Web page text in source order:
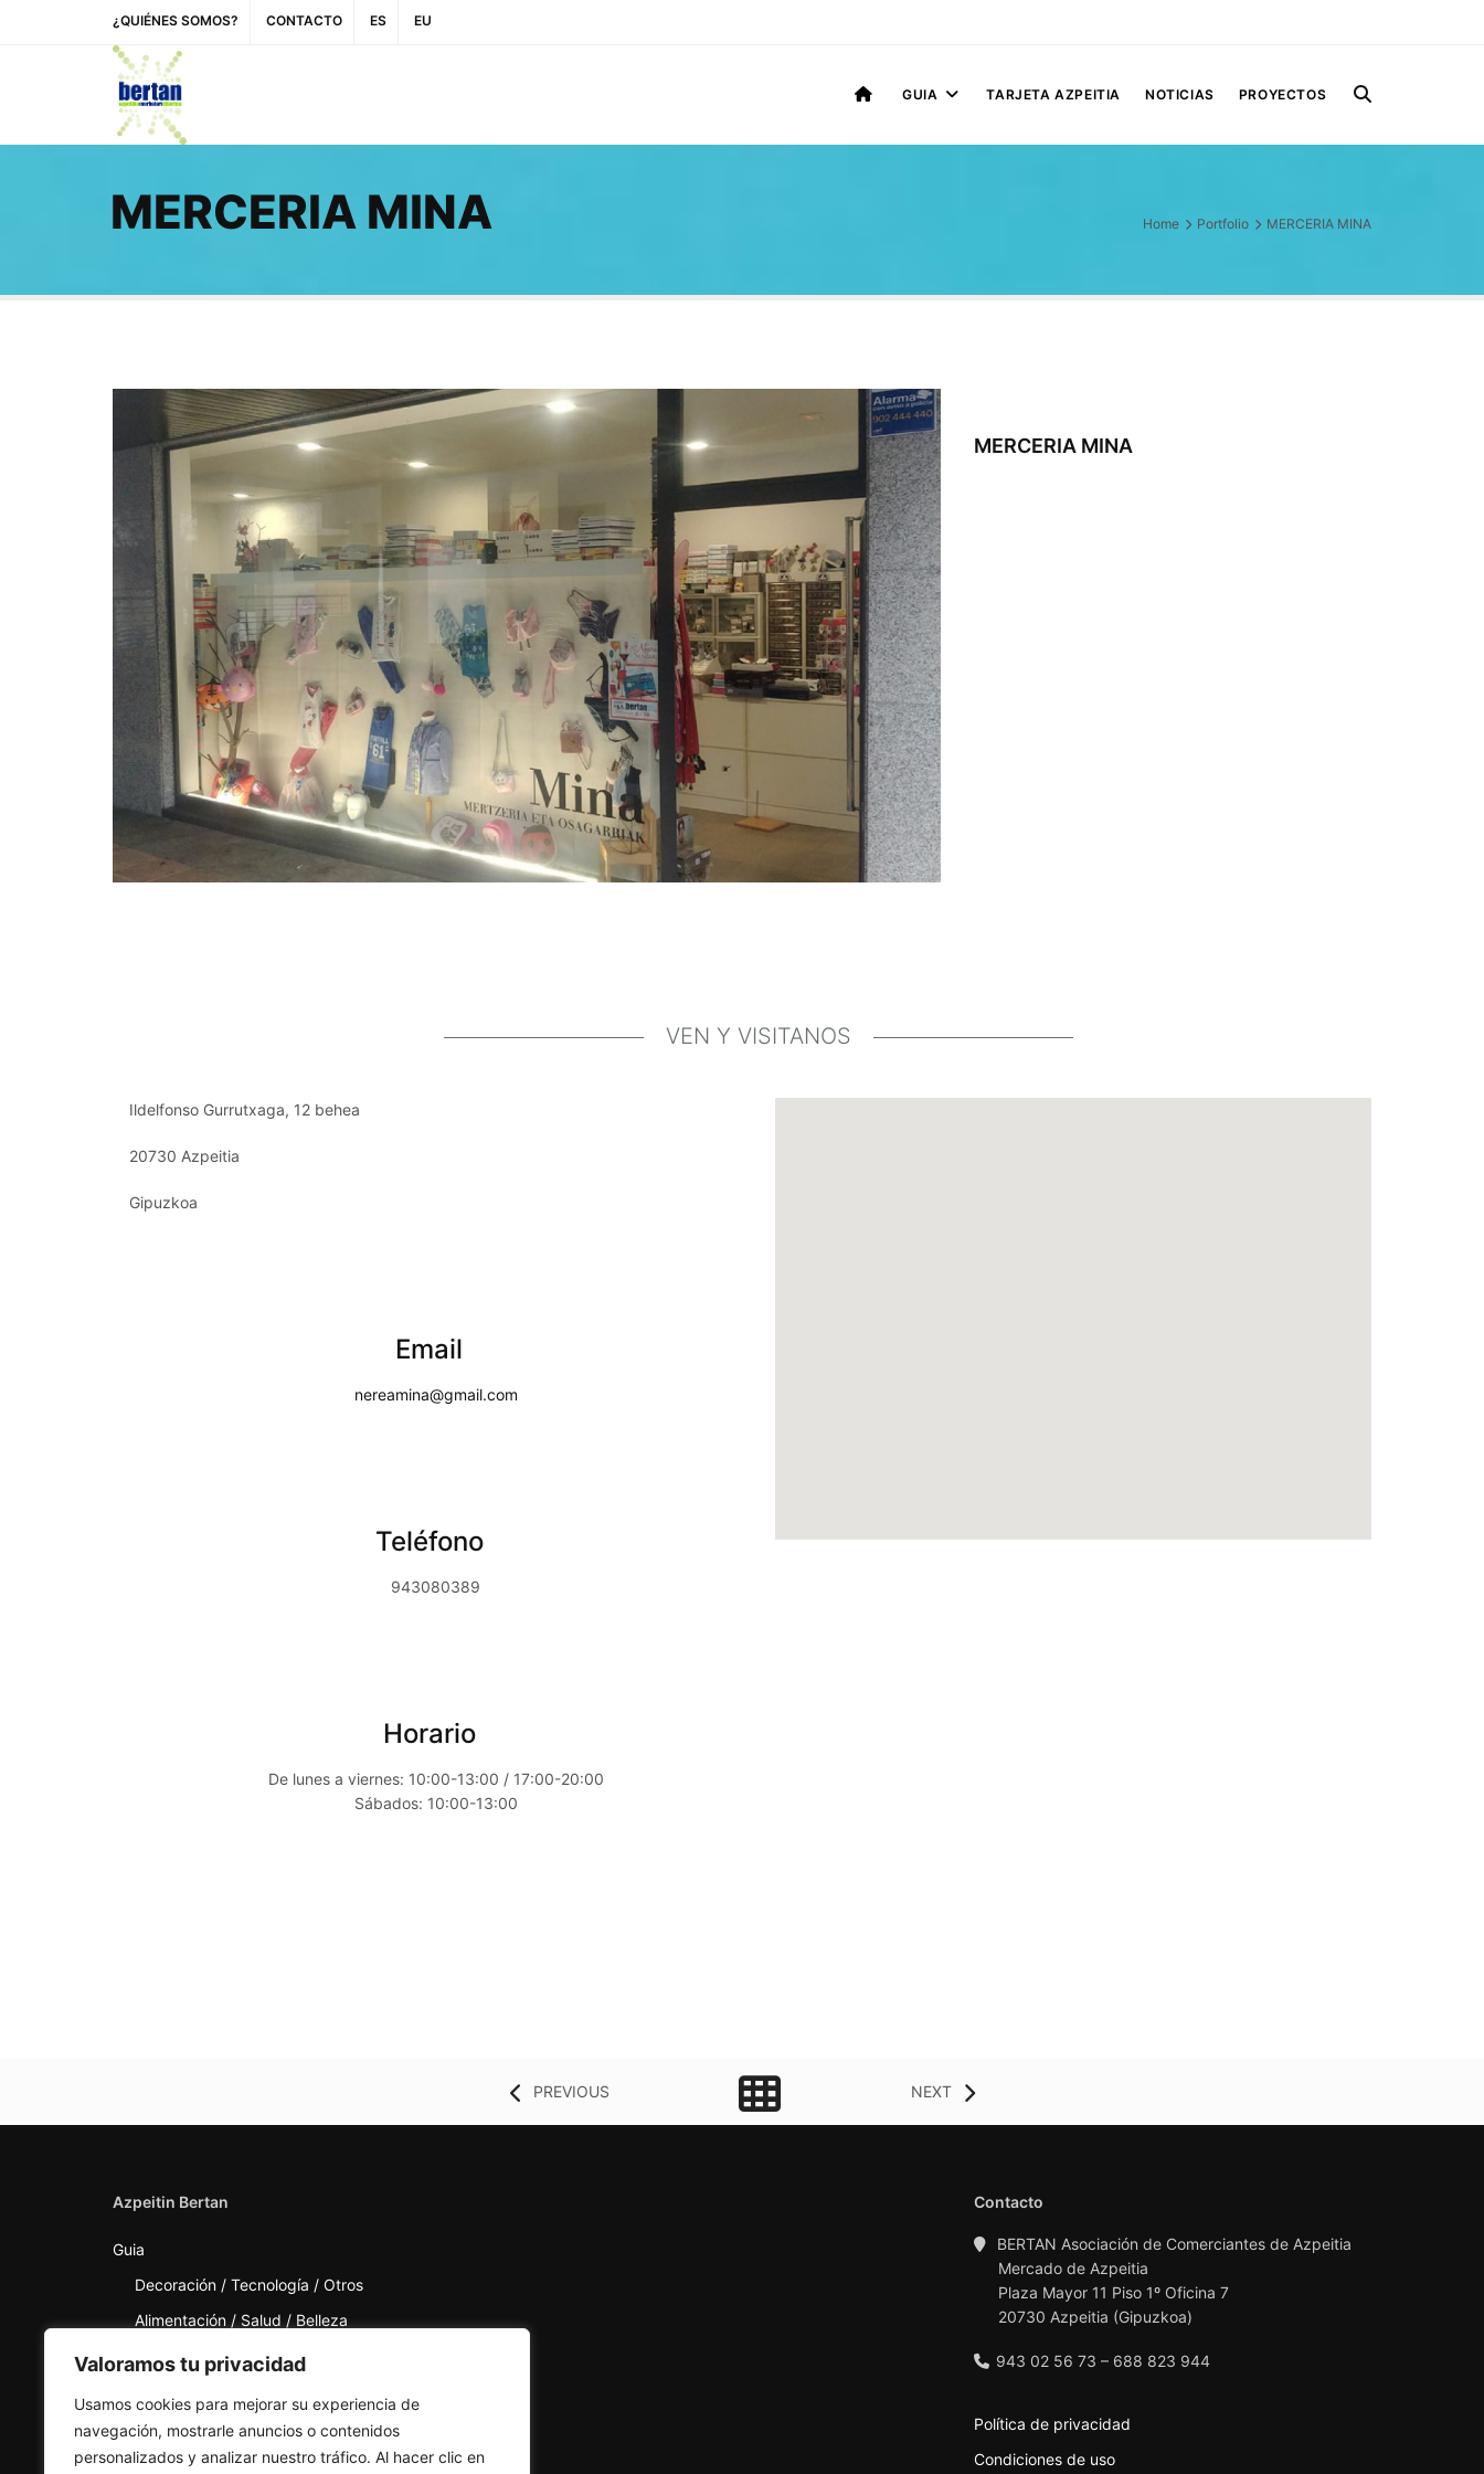
Valoramos tu privacidad
Usamos cookies para mejorar su experiencia de
navegación, mostrarle anuncios o contenidos
personalizados y analizar nuestro tráfico. Al hacer clic en
¿QUIÉNES SOMOS? CONTACTO ES EU
GUIA TARJETA AZPEITIA NOTICIAS PROYECTOS
MERCERIA MINA Home Portfolio MERCERIA MINA
MERCERIA MINA
VEN Y VISITANOS
Ildelfonso Gurrutxaga, 12 behea
20730 Azpeitia
Gipuzkoa
Email
nereamina@gmail.com
Teléfono
943080389
Horario
De lunes a viernes: 10:00-13:00 / 17:00-20:00
Sábados: 10:00-13:00
PREVIOUS NEXT
Azpeitin Bertan
Guia
Decoración / Tecnología / Otros
Alimentación / Salud / Belleza
Deporte / Calzado / Ópticas / Mercerías
Tarjeta Azpeitia
Noticias
Contacto
BERTAN Asociación de Comerciantes de Azpeitia
Mercado de Azpeitia
Plaza Mayor 11 Piso 1º Oficina 7
20730 Azpeitia (Gipuzkoa)
943 02 56 73 – 688 823 944
Política de privacidad
Condiciones de uso